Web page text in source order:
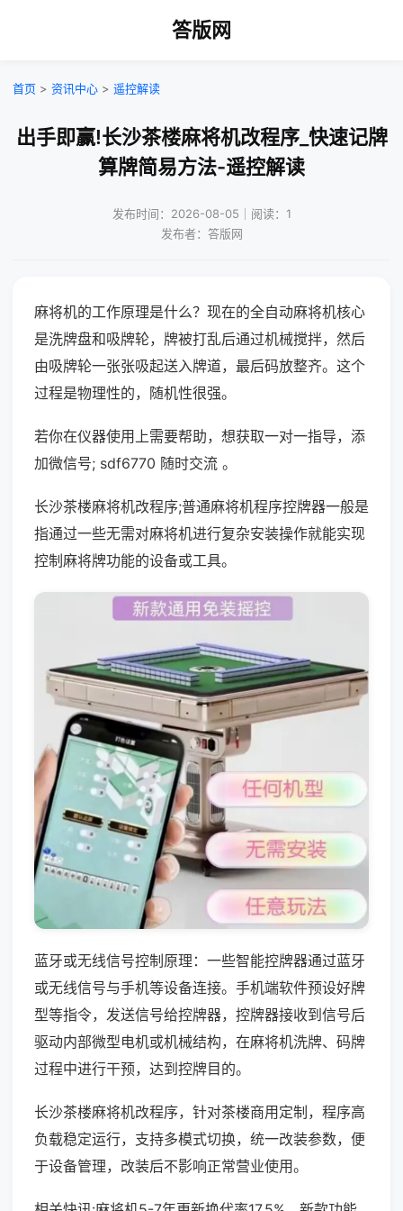
答版网
首页 > 资讯中心 > 遥控解读
出手即赢!长沙茶楼麻将机改程序_快速记牌
算牌简易方法-遥控解读
发布时间：2026-08-05｜阅读：1
发布者：答版网
麻将机的工作原理是什么？现在的全自动麻将机核心
是洗牌盘和吸牌轮，牌被打乱后通过机械搅拌，然后
由吸牌轮一张张吸起送入牌道，最后码放整齐。这个
过程是物理性的，随机性很强。
若你在仪器使用上需要帮助，想获取一对一指导，添
加微信号; sdf6770 随时交流 。
长沙茶楼麻将机改程序;普通麻将机程序控牌器一般是
指通过一些无需对麻将机进行复杂安装操作就能实现
控制麻将牌功能的设备或工具。
蓝牙或无线信号控制原理：一些智能控牌器通过蓝牙
或无线信号与手机等设备连接。手机端软件预设好牌
型等指令，发送信号给控牌器，控牌器接收到信号后
驱动内部微型电机或机械结构，在麻将机洗牌、码牌
过程中进行干预，达到控牌目的。
长沙茶楼麻将机改程序，针对茶楼商用定制，程序高
负载稳定运行，支持多模式切换，统一改装参数，便
于设备管理，改装后不影响正常营业使用。